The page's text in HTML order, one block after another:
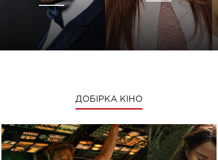
ДОБІРКА КІНО